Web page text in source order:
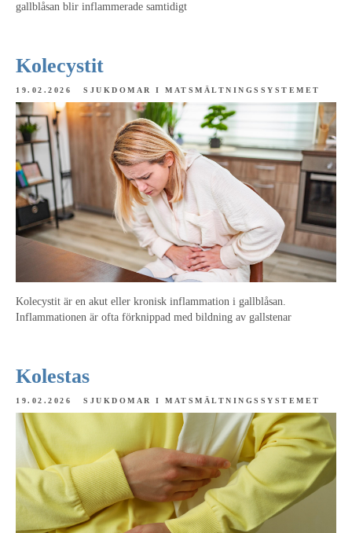
gallblåsan blir inflammerade samtidigt
Kolecystit
19.02.2026 SJUKDOMAR I MATSMÄLTNINGSSYSTEMET
Kolecystit är en akut eller kronisk inflammation i gallblåsan.
Inflammationen är ofta förknippad med bildning av gallstenar
Kolestas
19.02.2026 SJUKDOMAR I MATSMÄLTNINGSSYSTEMET